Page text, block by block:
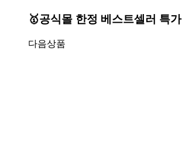
🥇공식몰 한정 베스트셀러 특가
다음상품